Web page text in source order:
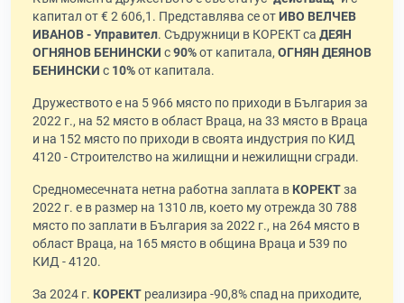
капитал от € 2 606,1. Представлява се отИВО ВЕЛЧЕВ
ИВАНОВ - Управител. Съдружници в КОРЕКТ са ДЕЯН
ОГНЯНОВ БЕНИНСКИ с90%от капитала, ОГНЯН ДЕЯНОВ
БЕНИНСКИ с 10%от капитала.
Дружеството е на 5 966 място по приходи в България за
2022 г., на 52 място в област Враца, на 33 място в Враца
и на 152 място по приходи в своята индустрия по КИД
4120 - Строителство на жилищни и нежилищни сгради.
Средномесечната нетна работна заплата в КОРЕКТза
2022 г. е в размер на 1310 лв, което му отрежда 30 788
място по заплати в България за 2022 г., на 264 място в
област Враца, на 165 място в община Враца и 539 по
КИД - 4120.
За 2024 г. КОРЕКТ реализира -90,8% спад на приходите,